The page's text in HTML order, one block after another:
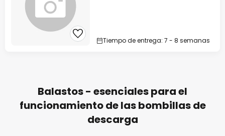
Tiempo de entrega: 7 - 8 semanas
Balastos - esenciales para el
funcionamiento de las bombillas de
descarga